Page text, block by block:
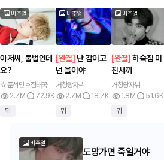
비주얼
아저씨, 불법인데
요?
☆준석민호짐태꾹
2.7M
72.9K
뷔
비주얼
[완결] 난 갑이고
넌 을이야
거창왕자뷔
2.7M
18.7K
뷔
비주얼
[완결]하숙집 미
친새끼
거창왕자뷔
1.8M
51.6K
뷔
비주얼
도망가면 죽일거야